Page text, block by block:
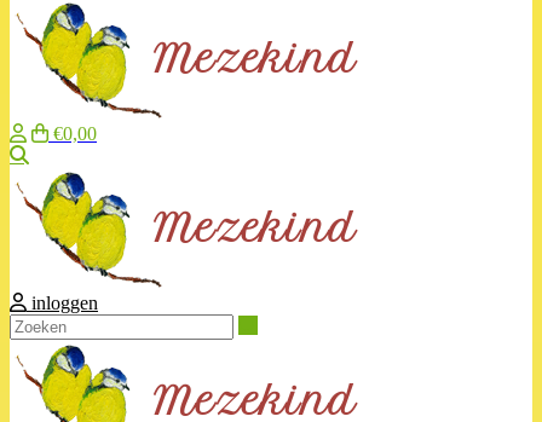
€0,00
inloggen